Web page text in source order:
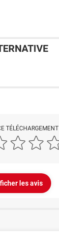
TÉLÉCHARGEMENT
les avis